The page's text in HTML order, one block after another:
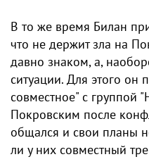
В то же время Билан
что не держит зла на
давно знаком, а,
ситуации. Для этого он
совместное" с группой
Покровским после
общался и свои планы
ли у них совместный